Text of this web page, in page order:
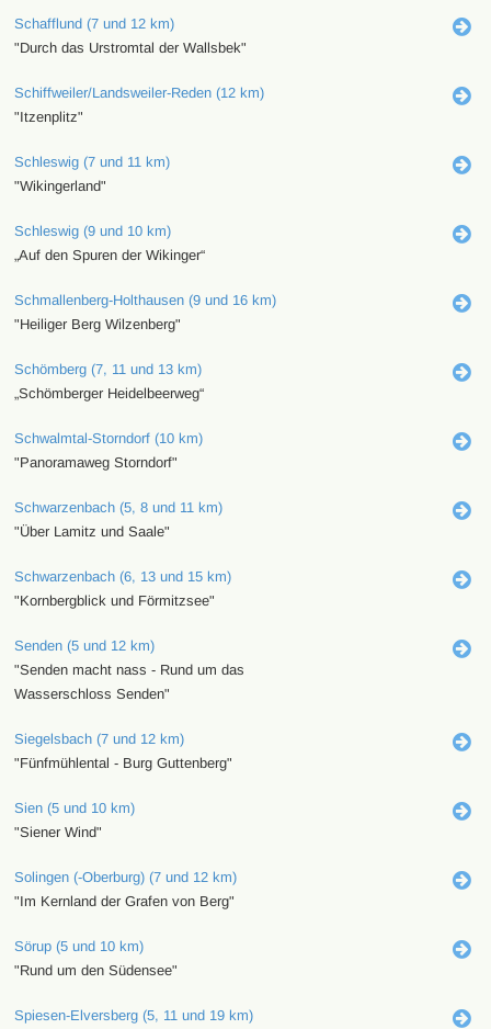
Schafflund (7 und 12 km)
"Durch das Urstromtal der Wallsbek"
Schiffweiler/Landsweiler-Reden (12 km)
"Itzenplitz"
Schleswig (7 und 11 km)
"Wikingerland"
Schleswig (9 und 10 km)
„Auf den Spuren der Wikinger“
Schmallenberg-Holthausen (9 und 16 km)
"Heiliger Berg Wilzenberg"
Schömberg (7, 11 und 13 km)
„Schömberger Heidelbeerweg“
Schwalmtal-Storndorf (10 km)
"Panoramaweg Storndorf"
Schwarzenbach (5, 8 und 11 km)
"Über Lamitz und Saale"
Schwarzenbach (6, 13 und 15 km)
"Kornbergblick und Förmitzsee"
Senden (5 und 12 km)
"Senden macht nass - Rund um das
Wasserschloss Senden"
Siegelsbach (7 und 12 km)
"Fünfmühlental - Burg Guttenberg"
Sien (5 und 10 km)
"Siener Wind"
Solingen (-Oberburg) (7 und 12 km)
"Im Kernland der Grafen von Berg"
Sörup (5 und 10 km)
"Rund um den Südensee"
Spiesen-Elversberg (5, 11 und 19 km)